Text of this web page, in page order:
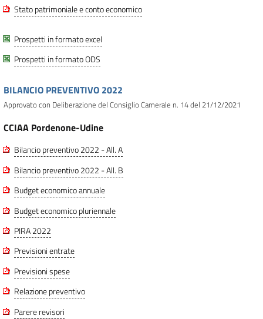
Stato patrimoniale e conto economico
Prospetti in formato excel
Prospetti in formato ODS
BILANCIO PREVENTIVO 2022
Approvato con Deliberazione del Consiglio Camerale n. 14 del 21/12/2021
CCIAA Pordenone-Udine
Bilancio preventivo 2022 - All. A
Bilancio preventivo 2022 - All. B
Budget economico annuale
Budget economico pluriennale
PIRA 2022
Previsioni entrate
Previsioni spese
Relazione preventivo
Parere revisori